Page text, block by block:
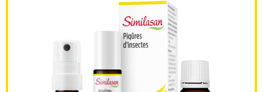
Similasan Punture d'insetti